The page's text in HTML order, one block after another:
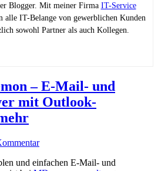
Blogger. Mit meiner Firma IT-Service
IT-Belange von gewerblichen Kunden
sowohl Partner als auch Kollegen.
– E-Mail- und
mit Outlook-
und einfachen E-Mail- und